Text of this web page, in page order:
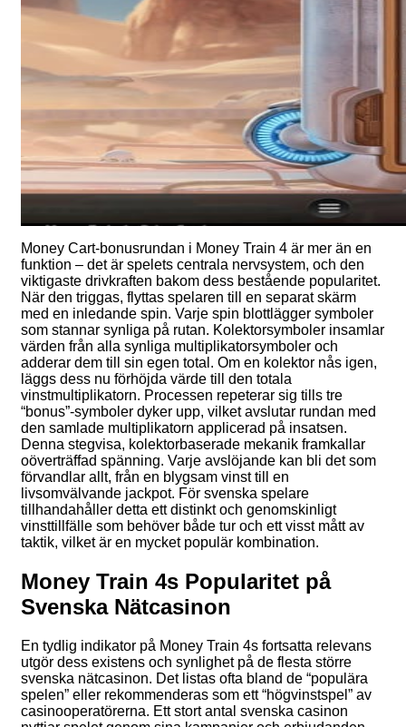
Money Cart-bonusrundan i Money Train 4 är mer än en
funktion – det är spelets centrala nervsystem, och den
viktigaste drivkraften bakom dess bestående popularitet.
När den triggas, flyttas spelaren till en separat skärm
med en inledande spin. Varje spin blottlägger symboler
som stannar synliga på rutan. Kolektorsymboler insamlar
värden från alla synliga multiplikatorsymboler och
adderar dem till sin egen total. Om en kolektor nås igen,
läggs dess nu förhöjda värde till den totala
vinstmultiplikatorn. Processen repeterar sig tills tre
“bonus”-symboler dyker upp, vilket avslutar rundan med
den samlade multiplikatorn applicerad på insatsen.
Denna stegvisa, kolektorbaserade mekanik framkallar
oöverträffad spänning. Varje avslöjande kan bli det som
förvandlar allt, från en blygsam vinst till en
livsomvälvande jackpot. För svenska spelare
tillhandahåller detta ett distinkt och genomskinligt
vinsttillfälle som behöver både tur och ett visst mått av
taktik, vilket är en mycket populär kombination.
Money Train 4s Popularitet på
Svenska Nätcasinon
En tydlig indikator på Money Train 4s fortsatta relevans
utgör dess existens och synlighet på de flesta större
svenska nätcasinon. Det listas ofta bland de “populära
spelen” eller rekommenderas som ett “högvinstspel” av
casinooperatörerna. Ett stort antal svenska casinon